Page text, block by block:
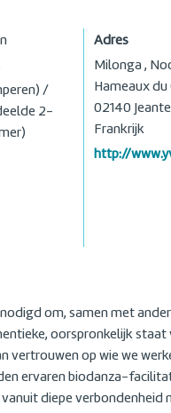
/
2-
Adres
Milonga ,
Hameaux du
02140
Frankrijk
http://
om, samen met
oorspronkelijk staat
vertrouwen op wie we
ervaren biodanza-
diepe verbondenheid